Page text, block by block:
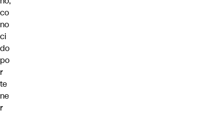
co
no
ci
do
po
r
te
ne
r